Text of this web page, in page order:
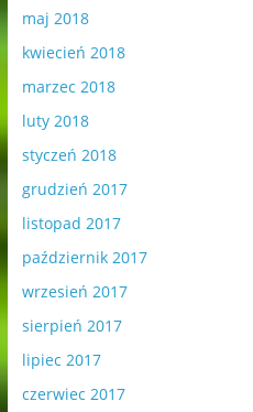
maj 2018
kwiecień 2018
marzec 2018
luty 2018
styczeń 2018
grudzień 2017
listopad 2017
październik 2017
wrzesień 2017
sierpień 2017
lipiec 2017
czerwiec 2017